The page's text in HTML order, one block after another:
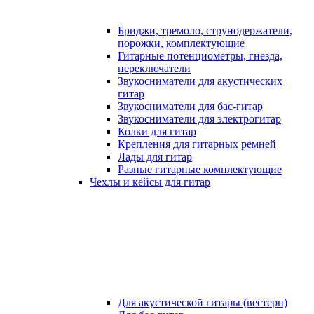
Бриджи, тремоло, струнодержатели,
порожки, комплектующие
Гитарные потенциометры, гнезда,
переключатели
Звукосниматели для акустических
гитар
Звукосниматели для бас-гитар
Звукосниматели для электрогитар
Колки для гитар
Крепления для гитарных ремней
Лады для гитар
Разные гитарные комплектующие
Чехлы и кейсы для гитар
Для акустической гитары (вестерн)